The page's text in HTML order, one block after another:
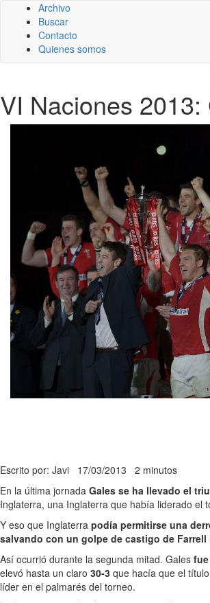
Archivo
Buscar
Contacto
Quienes somos
VI Naciones
Escrito por: Javi 17/03/2013 2 minutos
En la última jornada Gales se ha llevado el
Inglaterra, una Inglaterra que había liderado el
Y eso que Inglaterra podía permitirse una
salvando con un golpe de castigo de Farrell
Así ocurrió durante la segunda mitad. Gales
elevó hasta un claro 30-3 que hacía que el
líder en el palmarés del torneo.